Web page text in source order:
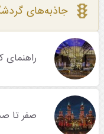
جاذبه‌های
راهنمای
صفر تا